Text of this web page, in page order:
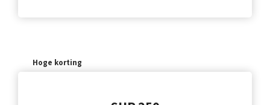
Hoge korting